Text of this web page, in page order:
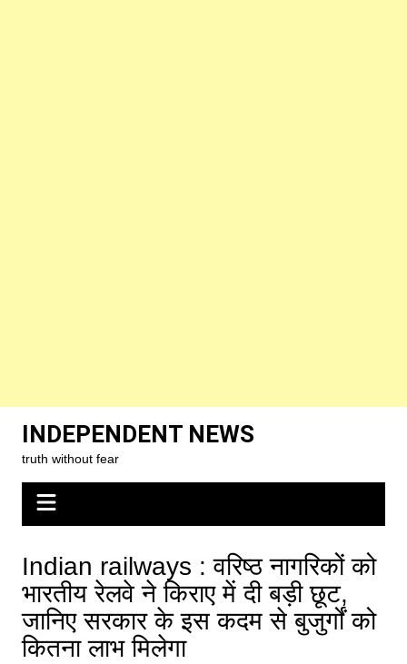
content
INDEPENDENT NEWS
truth without fear
Indian railways : वरिष्ठ नागरिकों को
भारतीय रेलवे ने किराए में दी बड़ी छूट,
जानिए सरकार के इस कदम से बुजुर्गों को
कितना लाभ मिलेगा